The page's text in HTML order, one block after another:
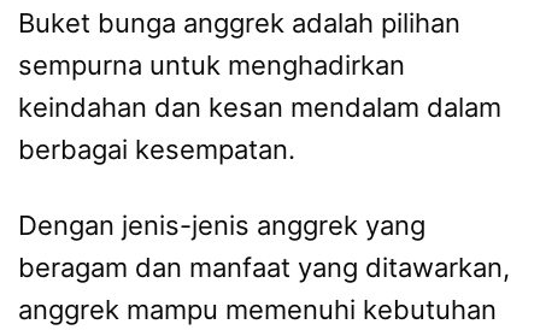
Buket bunga anggrek adalah pilihan
sempurna untuk menghadirkan
keindahan dan kesan mendalam dalam
berbagai kesempatan.
Dengan jenis-jenis anggrek yang
beragam dan manfaat yang ditawarkan,
anggrek mampu memenuhi kebutuhan